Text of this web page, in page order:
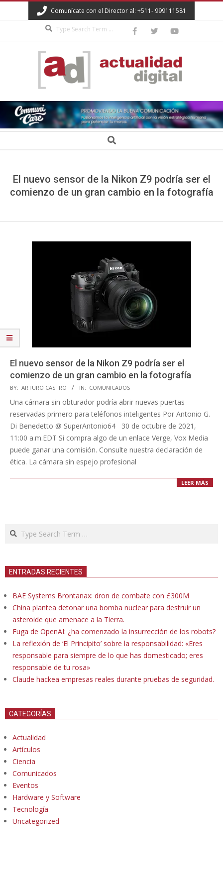
to
Comunícate con el Director al: +511- 999111581
ACTUALIDAD
DIGITAL Search
El nuevo sensor de la Nikon Z9 podría ser el
comienzo de un gran cambio en la fotografía
El nuevo sensor de la Nikon Z9 podría ser el
comienzo de un gran cambio en la fotografía
2021-
10-
30
BY: ARTURO CASTRO IN: COMUNICADOS
Una cámara sin obturador podría abrir nuevas puertas
reservadas primero para teléfonos inteligentes Por Antonio G.
Di Benedetto @ SuperAntonio64 30 de octubre de 2021,
11:00 a.m.EDT Si compra algo de un enlace Verge, Vox Media
puede ganar una comisión. Consulte nuestra declaración de
ética. La cámara sin espejo profesional
LEER MÁS
Search
ENTRADAS RECIENTES
BAE Systems Brontanax: dron de combate con £300M
China plantea detonar una bomba nuclear para destruir un
asteroide que amenace a la Tierra.
Fuga de OpenAI: ¿ha comenzado la insurrección de los robots?
La reflexión de ‘El Principito’ sobre la responsabilidad: «Eres
responsable para siempre de lo que has domesticado; eres
responsable de tu rosa»
Claude hackea empresas reales durante pruebas de seguridad.
CATEGORÍAS
Actualidad
Artículos
Ciencia
Comunicados
Eventos
Hardware y Software
Tecnología
Uncategorized